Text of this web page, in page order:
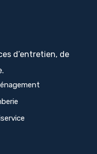
d’entretien, de